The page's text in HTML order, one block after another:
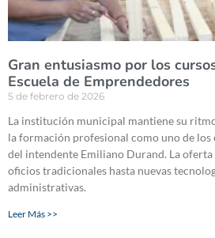
Gran entusiasmo por los
Escuela de Emprendedores
5 de febrero de 2026
La institución municipal mantiene su
la formación profesional como uno de los
del intendente Emiliano Durand. La oferta
oficios tradicionales hasta nuevas
administrativas.
Leer Más >>